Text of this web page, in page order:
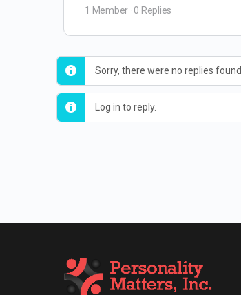
1 Member · 0 Replies
Sorry, there were no replies found.
Log in to reply.